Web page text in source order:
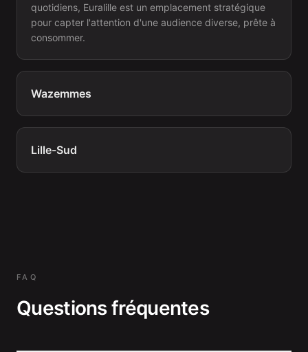
quotidiens, Euralille est un emplacement stratégique
pour capter l'attention d'une audience diverse, prête à
consommer.
Wazemmes
Lille-Sud
FAQ
Questions fréquentes